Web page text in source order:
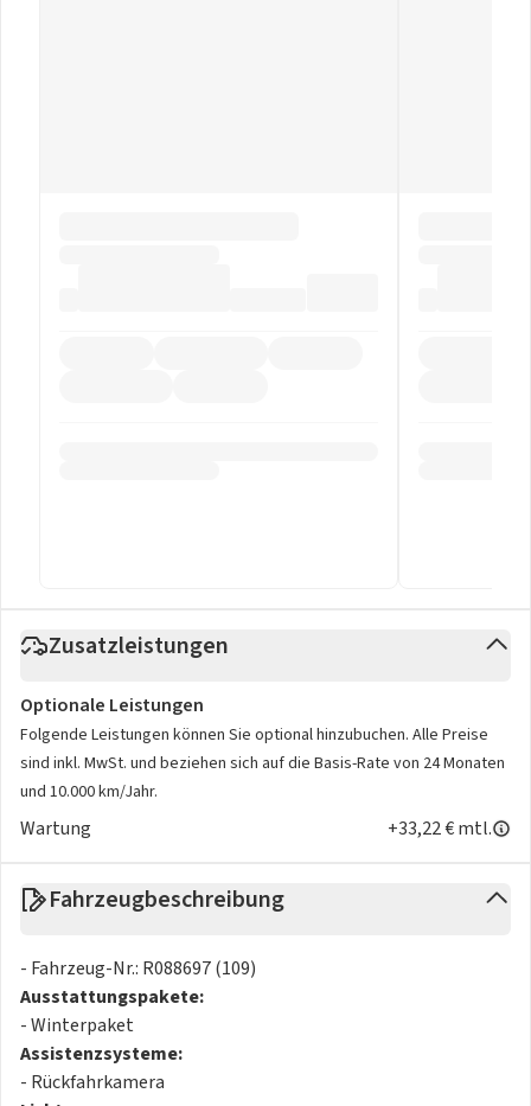
Zusatzleistungen
Optionale Leistungen
Folgende Leistungen können Sie optional hinzubuchen. Alle Preise
sind inkl. MwSt. und beziehen sich auf die Basis-Rate von 24 Monaten
und 10.000 km/Jahr.
Wartung +33,22 € mtl.
Fahrzeugbeschreibung
- Fahrzeug-Nr.: R088697 (109)
Ausstattungspakete:
- Winterpaket
Assistenzsysteme:
- Rückfahrkamera